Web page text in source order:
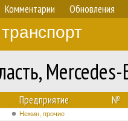
Комментарии Обновления
Предприятие №
Нежин, прочие